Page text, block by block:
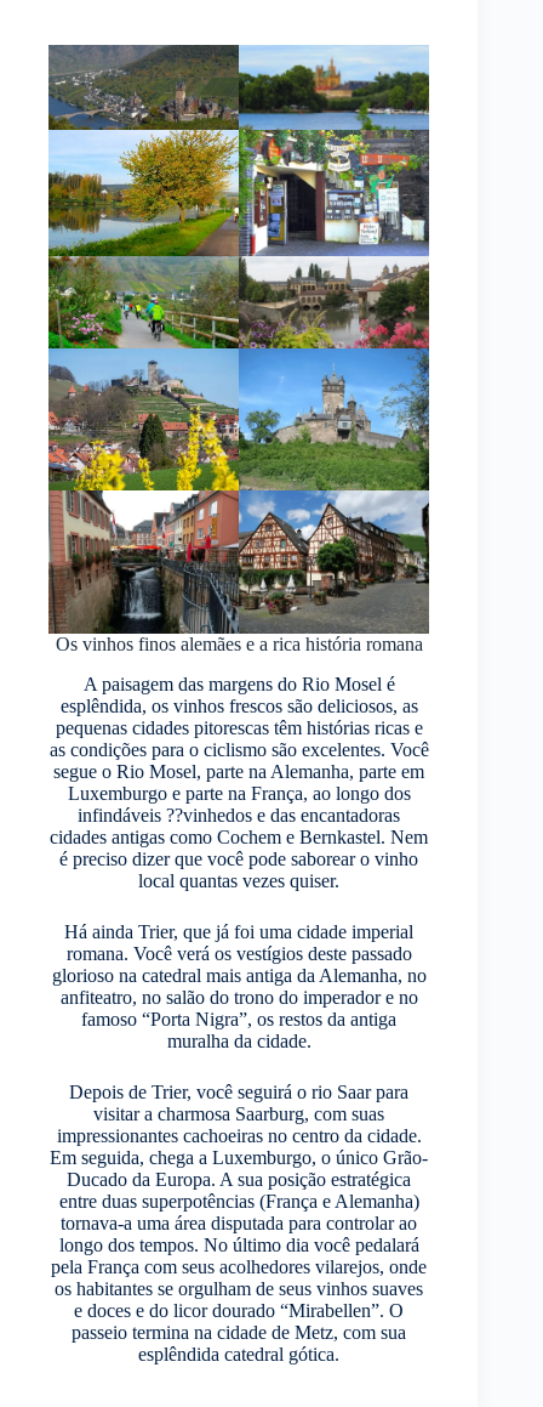
Os vinhos finos alemães e a rica história romana
A paisagem das margens do Rio Mosel é
esplêndida, os vinhos frescos são deliciosos, as
pequenas cidades pitorescas têm histórias ricas e
as condições para o ciclismo são excelentes. Você
segue o Rio Mosel, parte na Alemanha, parte em
Luxemburgo e parte na França, ao longo dos
infindáveis ??vinhedos e das encantadoras
cidades antigas como Cochem e Bernkastel. Nem
é preciso dizer que você pode saborear o vinho
local quantas vezes quiser.
Há ainda Trier, que já foi uma cidade imperial
romana. Você verá os vestígios deste passado
glorioso na catedral mais antiga da Alemanha, no
anfiteatro, no salão do trono do imperador e no
famoso “Porta Nigra”, os restos da antiga
muralha da cidade.
Depois de Trier, você seguirá o rio Saar para
visitar a charmosa Saarburg, com suas
impressionantes cachoeiras no centro da cidade.
Em seguida, chega a Luxemburgo, o único Grão-
Ducado da Europa. A sua posição estratégica
entre duas superpotências (França e Alemanha)
tornava-a uma área disputada para controlar ao
longo dos tempos. No último dia você pedalará
pela França com seus acolhedores vilarejos, onde
os habitantes se orgulham de seus vinhos suaves
e doces e do licor dourado “Mirabellen”. O
passeio termina na cidade de Metz, com sua
esplêndida catedral gótica.